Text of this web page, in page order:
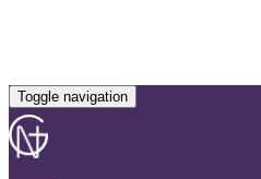
Toggle navigation